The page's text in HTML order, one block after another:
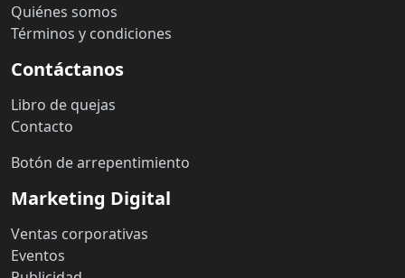
Quiénes somos
Términos y condiciones
Contáctanos
Libro de quejas
Contacto
Botón de arrepentimiento
Marketing Digital
Ventas corporativas
Eventos